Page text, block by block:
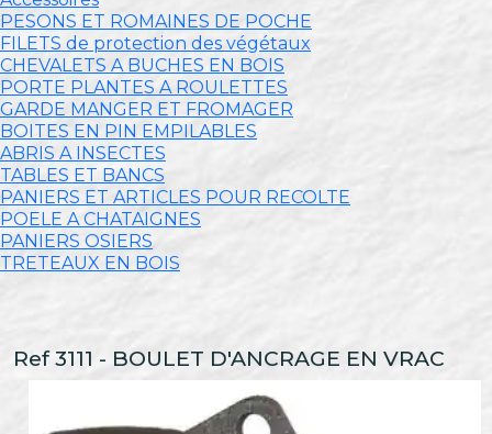
PESONS ET ROMAINES DE POCHE
FILETS de protection des végétaux
CHEVALETS A BUCHES EN BOIS
PORTE PLANTES A ROULETTES
GARDE MANGER ET FROMAGER
BOITES EN PIN EMPILABLES
ABRIS A INSECTES
TABLES ET BANCS
PANIERS ET ARTICLES POUR RECOLTE
POELE A CHATAIGNES
PANIERS OSIERS
TRETEAUX EN BOIS
Ref 3111 - BOULET D'ANCRAGE EN VRAC